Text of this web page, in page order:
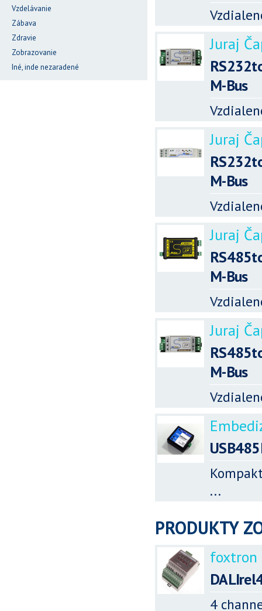
Vzdelávanie
Zábava
Zdravie
Zobrazovanie
Iné, inde nezaradené
Juraj
M-Bus
Juraj
M-Bus
Juraj
M-Bus
Juraj
M-Bus
...
PRODUKTY
foxtron
4